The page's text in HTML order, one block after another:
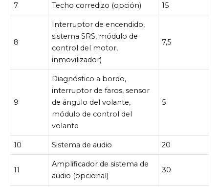
7 Techo corredizo (opción) 15
8
Interruptor de encendido,
sistema SRS, módulo de
control del motor,
inmovilizador)
7,5
9
Diagnóstico a bordo,
interruptor de faros, sensor
de ángulo del volante,
módulo de control del
volante
5
10 Sistema de audio 20
11
Amplificador de sistema de
audio (opcional)
30